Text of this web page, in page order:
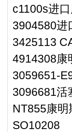
c1100s进
3904580进
3425113
4914308康
3059651-
3096681活
NT855康明
SO10208